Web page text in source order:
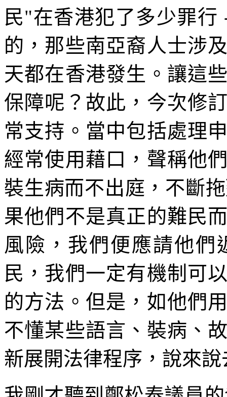
民"在香港犯了多少罪
的，那些南亞裔人士涉
天都在香港發生。讓這
保障呢？故此，今次修
常支持。當中包括處理
經常使用藉口，聲稱他
裝生病而不出庭，不斷
果他們不是真正的難民
風險，我們便應請他們
民，我們一定有機制可
的方法。但是，如他們
不懂某些語言、裝病、
新展開法律程序，說來